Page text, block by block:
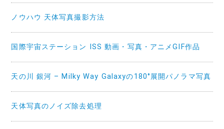
ノウハウ 天体写真撮影方法
国際宇宙ステーション ISS 動画・写真・アニメGIF作品
天の川 銀河 – Milky Way Galaxyの180°展開パノラマ写真
天体写真のノイズ除去処理